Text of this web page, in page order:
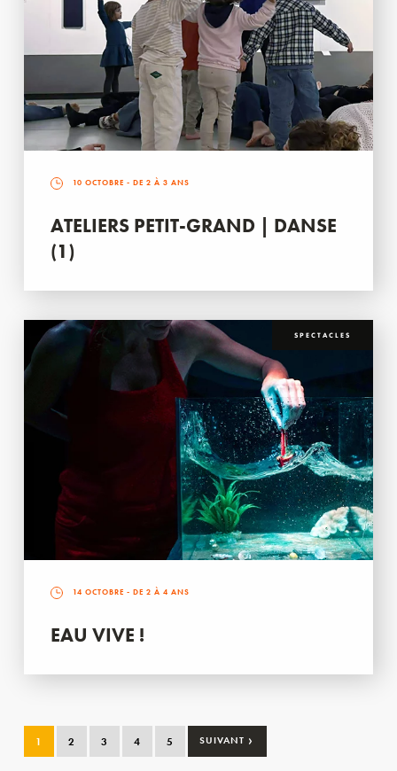
10 OCTOBRE - DE 2 À 3 ANS
ATELIERS PETIT-GRAND | DANSE
(1)
SPECTACLES
14 OCTOBRE - DE 2 À 4 ANS
EAU VIVE !
1 2 3 4 5 SUIVANT ›